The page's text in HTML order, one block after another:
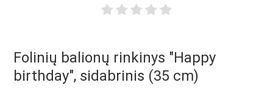
Folinių balionų rinkinys "Happy
birthday", sidabrinis (35 cm)